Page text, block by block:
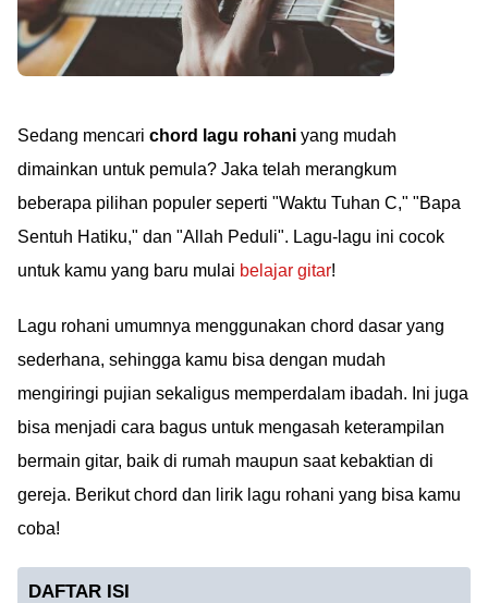
Sedang mencari chord lagu rohani yang mudah
dimainkan untuk pemula? Jaka telah merangkum
beberapa pilihan populer seperti "Waktu Tuhan C," "Bapa
Sentuh Hatiku," dan "Allah Peduli". Lagu-lagu ini cocok
untuk kamu yang baru mulai belajar gitar!
Lagu rohani umumnya menggunakan chord dasar yang
sederhana, sehingga kamu bisa dengan mudah
mengiringi pujian sekaligus memperdalam ibadah. Ini juga
bisa menjadi cara bagus untuk mengasah keterampilan
bermain gitar, baik di rumah maupun saat kebaktian di
gereja. Berikut chord dan lirik lagu rohani yang bisa kamu
coba!
DAFTAR ISI